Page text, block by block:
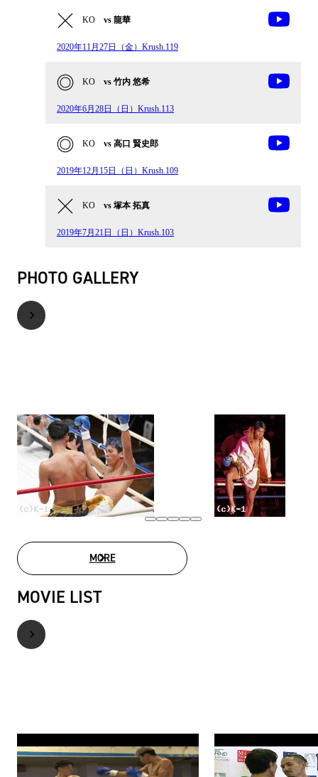
KO vs 龍華
2020年11月27日（金）Krush.119
KO vs 竹内 悠希
2020年6月28日（日）Krush.113
KO vs 高口 賢史郎
2019年12月15日（日）Krush.109
KO vs 塚本 拓真
2019年7月21日（日）Krush.103
PHOTO GALLERY
MOREPHOTO GALLERY
MOVIE LIST